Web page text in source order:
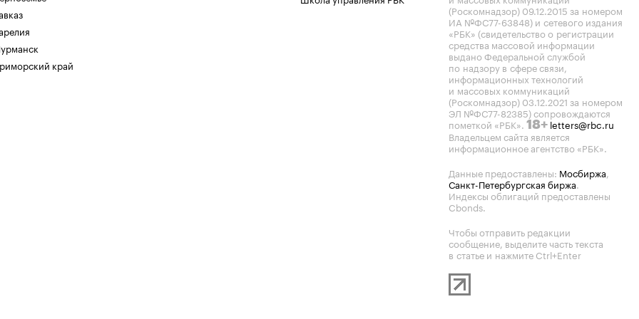
край
(Роскомнадзор) 09.12.2015 за номером
ИА №ФС77-63848) и сетевого издания
«РБК» (свидетельство о регистрации
средства массовой информации
выдано Федеральной службой
по надзору в сфере связи,
информационных технологий
и массовых коммуникаций
(Роскомнадзор) 03.12.2021 за номером
ЭЛ №ФС77-82385) сопровождаются
пометкой «РБК». 18+ letters@rbc.ru
Владельцем сайта является
информационное агентство «РБК».
Данные предоставлены: Мосбиржа,
Санкт-Петербургская биржа.
Индексы облигаций предоставлены
Cbonds.
Чтобы отправить редакции
сообщение, выделите часть текста
в статье и нажмите Ctrl+Enter